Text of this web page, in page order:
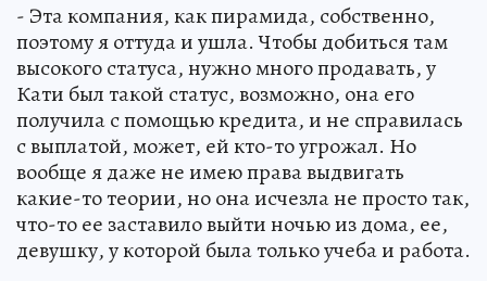
- Эта компания, как пирамида, собственно,
поэтому я оттуда и ушла. Чтобы добиться там
высокого статуса, нужно много продавать, у
Кати был такой статус, возможно, она его
получила с помощью кредита, и не справилась
с выплатой, может, ей кто-то угрожал. Но
вообще я даже не имею права выдвигать
какие-то теории, но она исчезла не просто так,
что-то ее заставило выйти ночью из дома, ее,
девушку, у которой была только учеба и работа.